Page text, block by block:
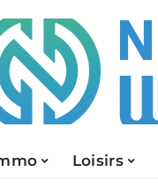
Loisirs